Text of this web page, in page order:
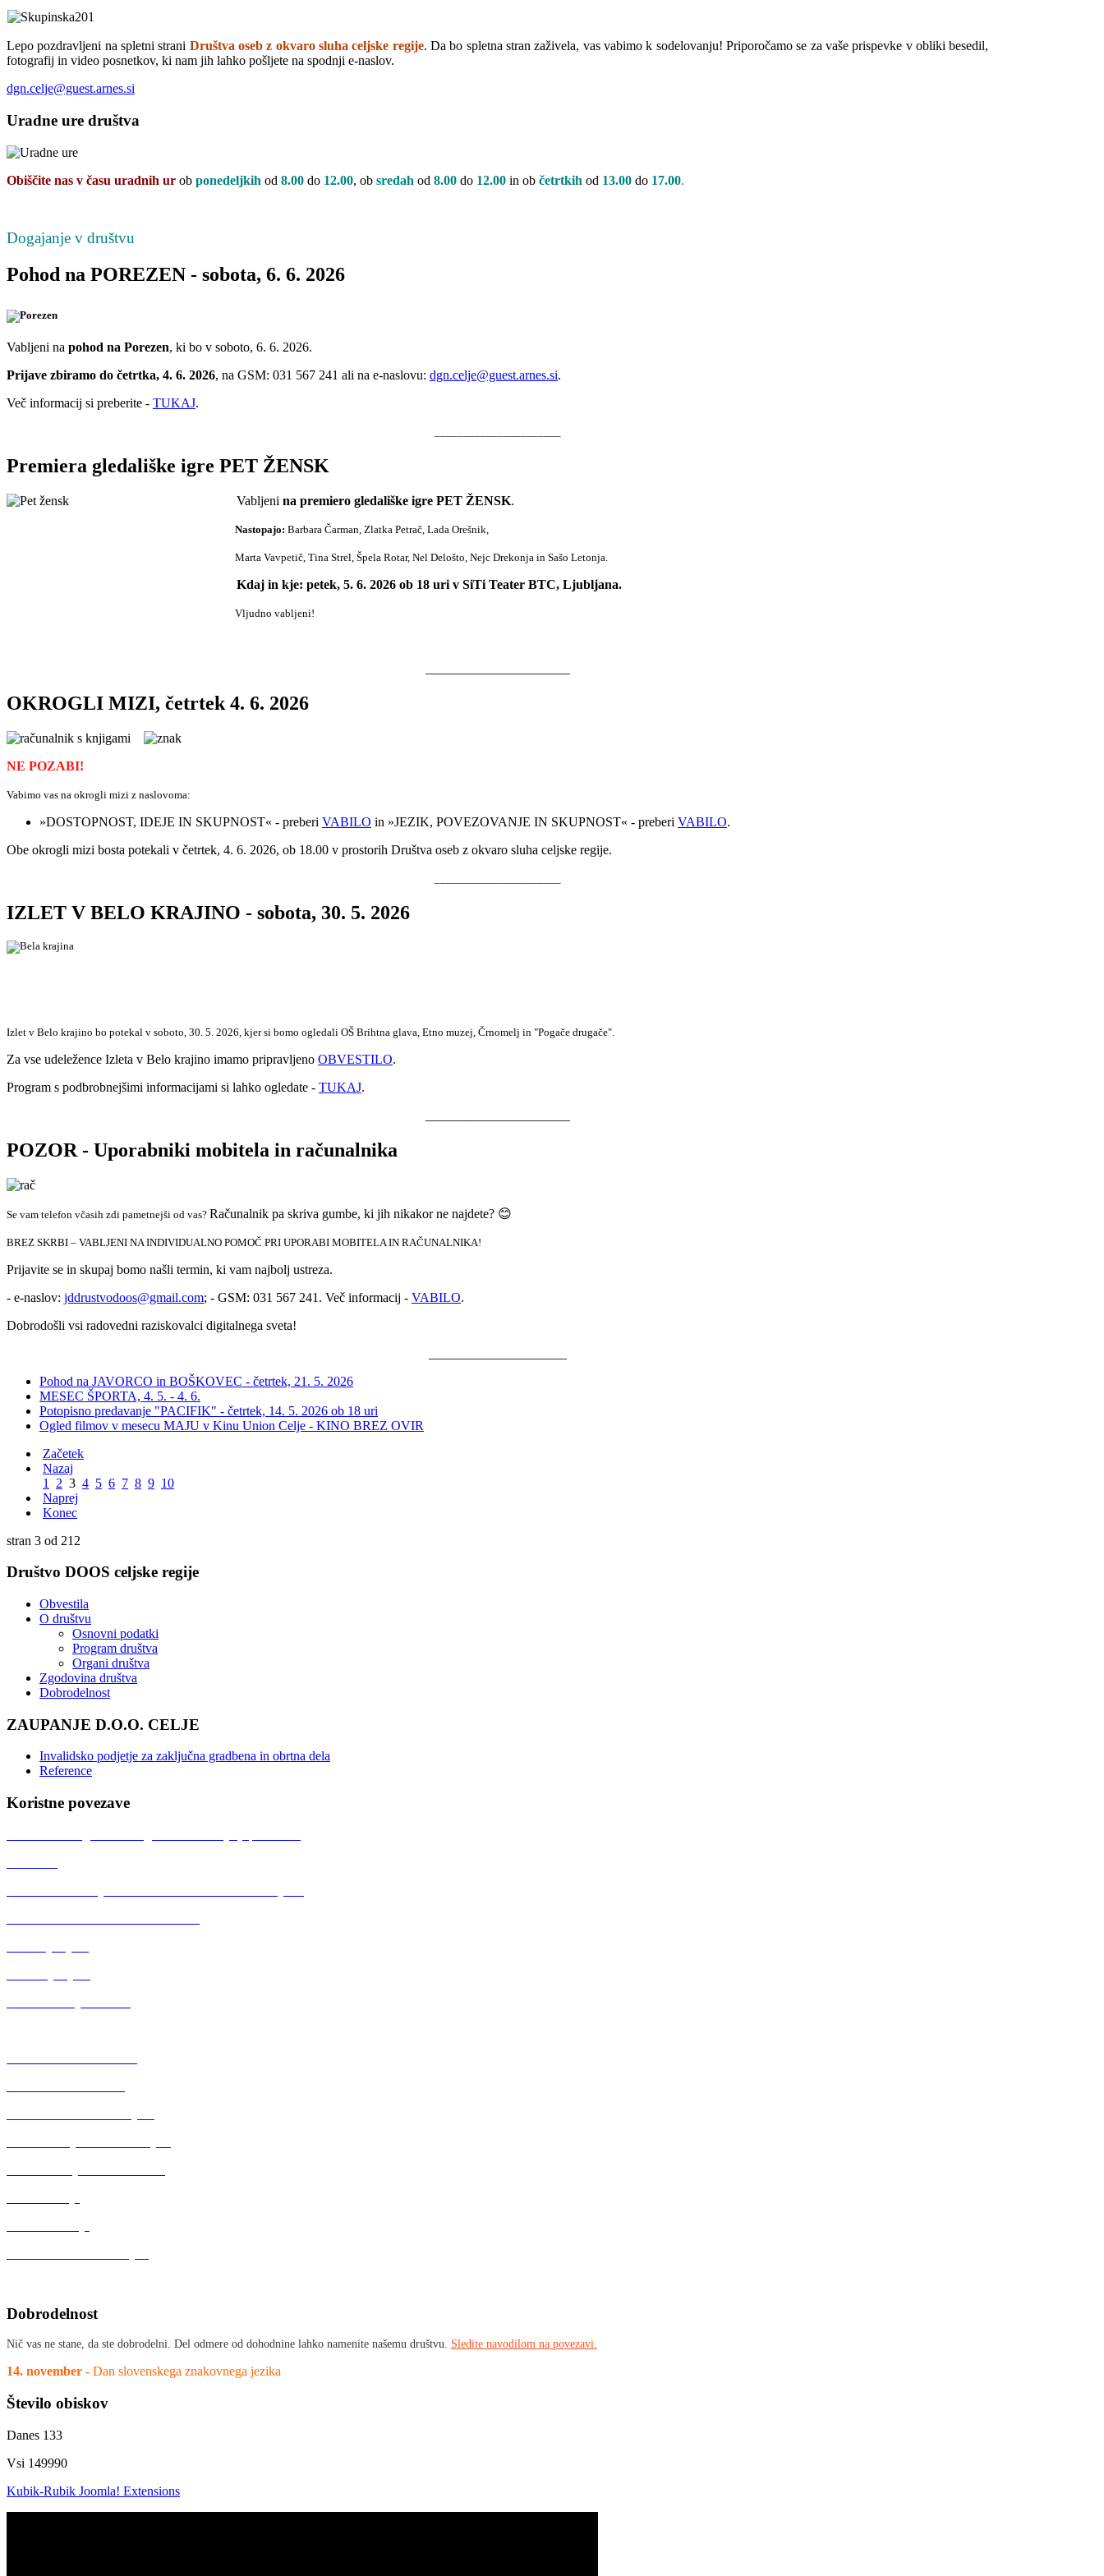
Lepo pozdravljeni na spletni strani Društva oseb z okvaro sluha celjske regije. Da bo spletna stran zaživela, vas vabimo k sodelovanju! Priporočamo se za vaše prispevke v obliki besedil,
fotografij in video posnetkov, ki nam jih lahko pošljete na spodnji e-naslov.
dgn.celje@guest.arnes.si
Uradne ure društva
Obiščite nas v času uradnih ur ob ponedeljkih od 8.00 do 12.00, ob sredah od 8.00 do 12.00 in ob četrtkih od 13.00 do 17.00.
Dogajanje v društvu
Pohod na POREZEN - sobota, 6. 6. 2026
Vabljeni na pohod na Porezen, ki bo v soboto, 6. 6. 2026.
Prijave zbiramo do četrtka, 4. 6. 2026, na GSM: 031 567 241 ali na e-naslovu: dgn.celje@guest.arnes.si.
Več informacij si preberite - TUKAJ.
Premiera gledališke igre PET ŽENSK
Vabljeni na premiero gledališke igre PET ŽENSK.
Nastopajo: Barbara Čarman, Zlatka Petrač, Lada Orešnik,
Marta Vavpetič, Tina Strel, Špela Rotar, Nel Delošto, Nejc Drekonja in Sašo Letonja.
Kdaj in kje: petek, 5. 6. 2026 ob 18 uri v SiTi Teater BTC, Ljubljana.
Vljudno vabljeni!
OKROGLI MIZI, četrtek 4. 6. 2026
NE POZABI!
Vabimo vas na okrogli mizi z naslovoma:
»DOSTOPNOST, IDEJE IN SKUPNOST« - preberi VABILO in »JEZIK, POVEZOVANJE IN SKUPNOST« - preberi VABILO.
Obe okrogli mizi bosta potekali v četrtek, 4. 6. 2026, ob 18.00 v prostorih Društva oseb z okvaro sluha celjske regije.
IZLET V BELO KRAJINO - sobota, 30. 5. 2026
Izlet v Belo krajino bo potekal v soboto, 30. 5. 2026, kjer si bomo ogledali OŠ Brihtna glava, Etno muzej, Črnomelj in "Pogače drugače".
Za vse udeležence Izleta v Belo krajino imamo pripravljeno OBVESTILO.
Program s podbrobnejšimi informacijami si lahko ogledate - TUKAJ.
POZOR - Uporabniki mobitela in računalnika
Se vam telefon včasih zdi pametnejši od vas? Računalnik pa skriva gumbe, ki jih nikakor ne najdete? 😊
BREZ SKRBI – VABLJENI NA INDIVIDUALNO POMOČ PRI UPORABI MOBITELA IN RAČUNALNIKA!
Prijavite se in skupaj bomo našli termin, ki vam najbolj ustreza.
- e-naslov: jddrustvodoos@gmail.com; - GSM: 031 567 241. Več informacij - VABILO.
Dobrodošli vsi radovedni raziskovalci digitalnega sveta!
Pohod na JAVORCO in BOŠKOVEC - četrtek, 21. 5. 2026
MESEC ŠPORTA, 4. 5. - 4. 6.
Potopisno predavanje "PACIFIK" - četrtek, 14. 5. 2026 ob 18 uri
Ogled filmov v mesecu MAJU v Kinu Union Celje - KINO BREZ OVIR
Začetek
Nazaj
1
2 3 4 5 6 7 8 9 10
Naprej
Konec
stran 3 od 212
Društvo DOOS celjske regije
Obvestila
O društvu
Osnovni podatki
Program društva
Organi društva
Zgodovina društva
Dobrodelnost
ZAUPANJE D.O.O. CELJE
Invalidsko podjetje za zaključna gradbena in obrtna dela
Reference
Koristne povezave
Dobrodelnost
Nič vas ne stane, da ste dobrodelni. Del odmere od dohodnine lahko namenite našemu društvu. Sledite navodilom na povezavi.
14. november - Dan slovenskega znakovnega jezika
Število obiskov
Danes 133
Vsi 149990
Kubik-Rubik Joomla! Extensions